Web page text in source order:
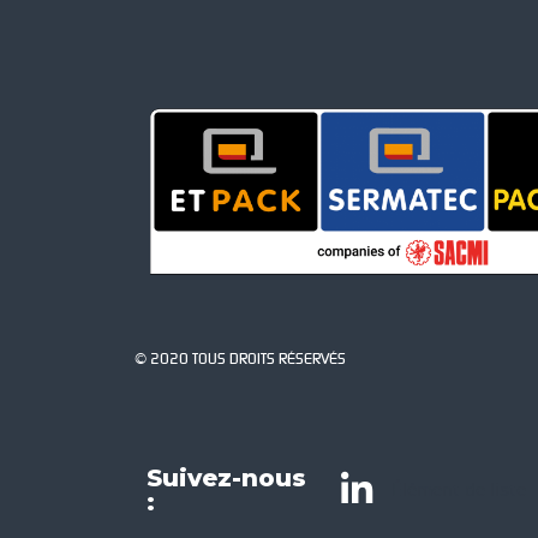
© 2020 TOUS DROITS RÉSERVÉS
Suivez-nous
: